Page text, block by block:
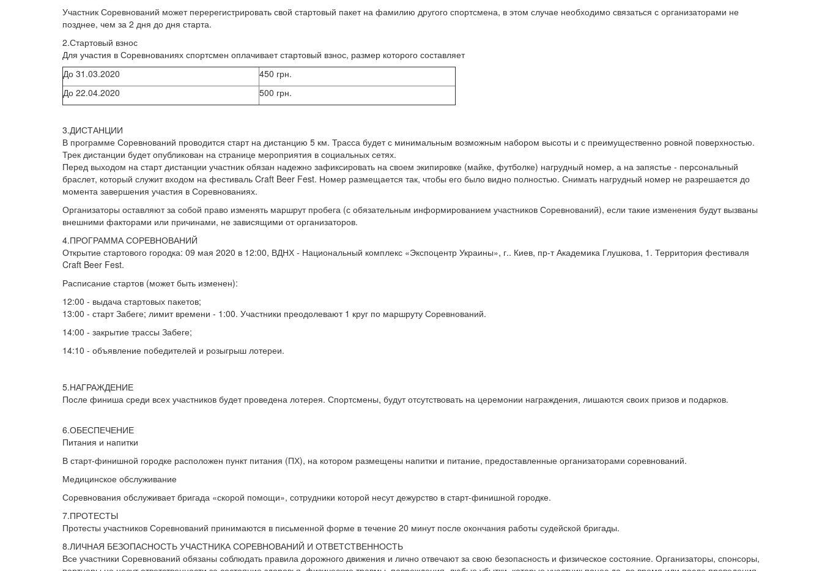
Участник Соревнований может перерегистрировать свой стартовый пакет на фамилию другого спортсмена, в этом случае необходимо связаться с организаторами не
позднее, чем за 2 дня до дня старта.
2.Стартовый взнос
Для участия в Соревнованиях спортсмен оплачивает стартовый взнос, размер которого составляет
До 31.03.2020
450 грн.
До 22.04.2020
500 грн.
3.ДИСТАНЦИИ
В программе Соревнований проводится старт на дистанцию ​​5 км. Трасса будет с минимальным возможным набором высоты и с преимущественно ровной поверхностью.
Трек дистанции будет опубликован на странице мероприятия в социальных сетях.
Перед выходом на старт дистанции участник обязан надежно зафиксировать на своем экипировке (майке, футболке) нагрудный номер, а на запястье - персональный
браслет, который служит входом на фестиваль Craft Beer Fest. Номер размещается так, чтобы его было видно полностью. Снимать нагрудный номер не разрешается до
момента завершения участия в Соревнованиях.
Организаторы оставляют за собой право изменять маршрут пробега (с обязательным информированием участников Соревнований), если такие изменения будут вызваны
внешними факторами или причинами, не зависящими от организаторов.
4.ПРОГРАММА СОРЕВНОВАНИЙ
Открытие стартового городка: 09 мая 2020 в 12:00, ВДНХ - Национальный комплекс «Экспоцентр Украины», г.. Киев, пр-т Академика Глушкова, 1. Территория фестиваля
Craft Beer Fest.
Расписание стартов (может быть изменен):
12:00 - выдача стартовых пакетов;
13:00 - старт Забеге; лимит времени - 1:00. Участники преодолевают 1 круг по маршруту Соревнований.
14:00 - закрытие трассы Забеге;
14:10 - объявление победителей и розыгрыш лотереи.
5.НАГРАЖДЕНИЕ
После финиша среди всех участников будет проведена лотерея. Спортсмены, будут отсутствовать на церемонии награждения, лишаются своих призов и подарков.
6.ОБЕСПЕЧЕНИЕ
Питания и напитки
В старт-финишной городке расположен пункт питания (ПХ), на котором размещены напитки и питание, предоставленные организаторами соревнований.
Медицинское обслуживание
Соревнования обслуживает бригада «скорой помощи», сотрудники которой несут дежурство в старт-финишной городке.
7.ПРОТЕСТЫ
Протесты участников Соревнований принимаются в письменной форме в течение 20 минут после окончания работы судейской бригады.
8.ЛИЧНАЯ БЕЗОПАСНОСТЬ УЧАСТНИКА СОРЕВНОВАНИЙ И ОТВЕТСТВЕННОСТЬ
Все участники Соревнований обязаны соблюдать правила дорожного движения и лично отвечают за свою безопасность и физическое состояние. Организаторы, спонсоры,